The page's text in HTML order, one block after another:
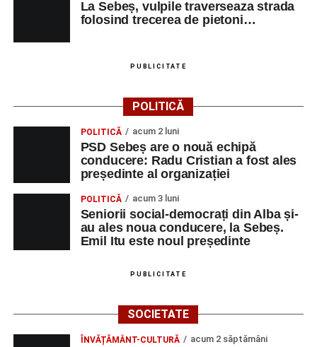
La Sebeș, vulpile traverseaza strada
folosind trecerea de pietoni…
PUBLICITATE
POLITICĂ
POLITICĂ acum 2 luni
PSD Sebeș are o nouă echipă
conducere: Radu Cristian a fost ales
președinte al organizației
POLITICĂ acum 3 luni
Seniorii social-democrați din Alba și-
au ales noua conducere, la Sebeș.
Emil Itu este noul președinte
PUBLICITATE
SOCIETATE
ÎNVĂȚĂMÂNT-CULTURĂ acum 2 săptămâni